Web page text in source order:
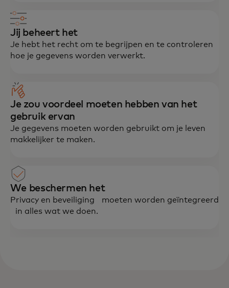
Jij beheert het
Je hebt het recht om te begrijpen en te controleren
hoe je gegevens worden verwerkt.
Je zou voordeel moeten hebben van het
gebruik ervan
Je gegevens moeten worden gebruikt om je leven
makkelijker te maken.
We beschermen het
Privacy en beveiliging moeten worden geïntegreerd
in alles wat we doen.